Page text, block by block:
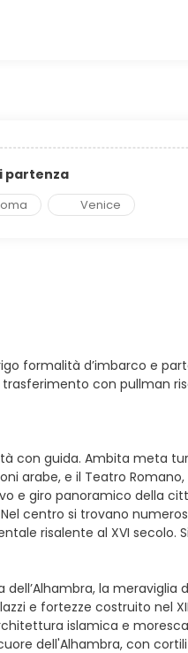
partenza
Venice
formalità d’imbarco e
con pullman
con guida. Ambita meta
arabe, e il Teatro
e giro panoramico della
centro si trovano
risalente al XVI
la meraviglia
e fortezze costruito nel
islamica e
dell'Alhambra, con